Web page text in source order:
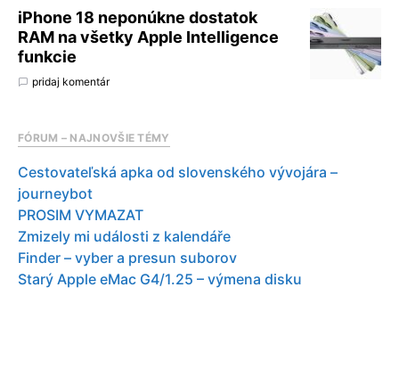
iPhone 18 neponúkne dostatok
RAM na všetky Apple Intelligence
funkcie
pridaj komentár
FÓRUM – NAJNOVŠIE TÉMY
Cestovateľská apka od slovenského vývojára –
journeybot
PROSIM VYMAZAT
Zmizely mi události z kalendáře
Finder – vyber a presun suborov
Starý Apple eMac G4/1.25 – výmena disku